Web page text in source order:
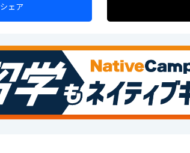
シェア